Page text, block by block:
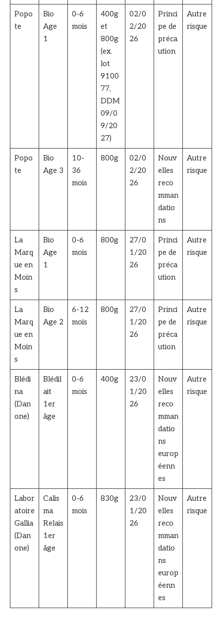
Popo
te
Bio
Age
1
0-6
mois
400g
et
800g
(ex.
lot
9100
77,
DDM
09/0
9/20
27)
02/0
2/20
26
Princi
pe de
préca
ution
Autre
risque
Popo
te
Bio
Age 3
10-
36
mois
800g
02/0
2/20
26
Nouv
elles
reco
mman
datio
ns
Autre
risque
La
Marq
ue en
Moin
s
Bio
Age
1
0-6
mois
800g
27/0
1/20
26
Princi
pe de
préca
ution
Autre
risque
La
Marq
ue en
Moin
s
Bio
Age 2
6-12
mois
800g
27/0
1/20
26
Princi
pe de
préca
ution
Autre
risque
Blédi
na
(Dan
one)
Blédil
ait
1er
âge
0-6
mois
400g
23/0
1/20
26
Nouv
elles
reco
mman
datio
ns
europ
éenn
es
Autre
risque
Labor
atoire
Gallia
(Dan
one)
Calis
ma
Relais
1er
âge
0-6
mois
830g
23/0
1/20
26
Nouv
elles
reco
mman
datio
ns
europ
éenn
es
Autre
risque